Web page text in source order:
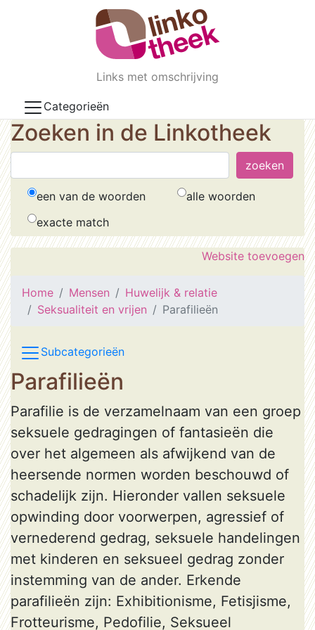
Skip to main content
Links met omschrijving
Categorieën
Zoeken in de Linkotheek
een van de woorden
alle woorden
exacte match
Website toevoegen
Home Mensen
Huwelijk & relatie
Seksualiteit en vrijen
Parafilieën
Subcategorieën
Parafilieën
Parafilie is de verzamelnaam van een groep
seksuele gedragingen of fantasieën die
over het algemeen als afwijkend van de
heersende normen worden beschouwd of
schadelijk zijn. Hieronder vallen seksuele
opwinding door voorwerpen, agressief of
vernederend gedrag, seksuele handelingen
met kinderen en seksueel gedrag zonder
instemming van de ander. Erkende
parafilieën zijn: Exhibitionisme, Fetisjisme,
Frotteurisme, Pedofilie, Seksueel